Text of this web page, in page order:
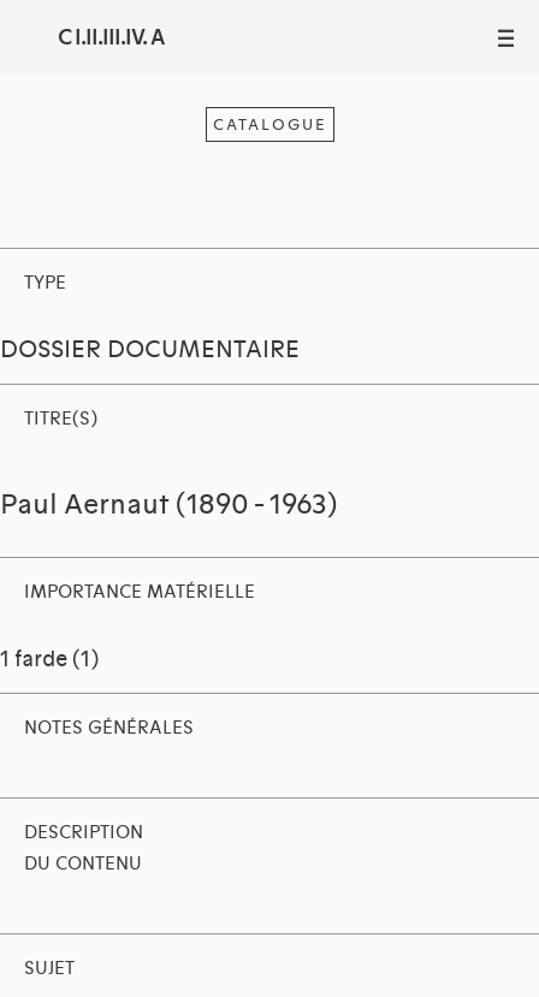
C I.II.III.IV. A III
CATALOGUE
TYPE
DOSSIER DOCUMENTAIRE
TITRE(S)
Paul Aernaut (1890 - 1963)
IMPORTANCE MATÉRIELLE
1 farde (1)
NOTES GÉNÉRALES
DESCRIPTION
DU CONTENU
SUJET